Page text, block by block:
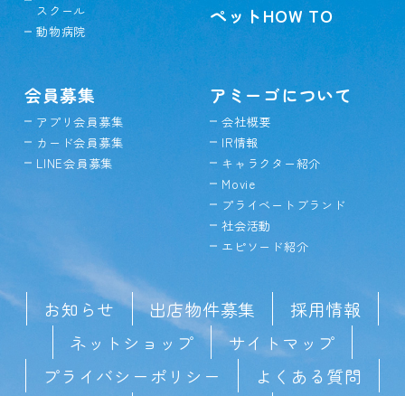
スクール
動物病院
ペットHOW TO
会員募集
アプリ会員募集
カード会員募集
LINE会員募集
アミーゴについて
会社概要
IR情報
キャラクター紹介
Movie
プライベートブランド
社会活動
エピソード紹介
お知らせ 出店物件募集
採用情報
ネットショップ
サイトマップ
プライバシーポリシー
よくある質問